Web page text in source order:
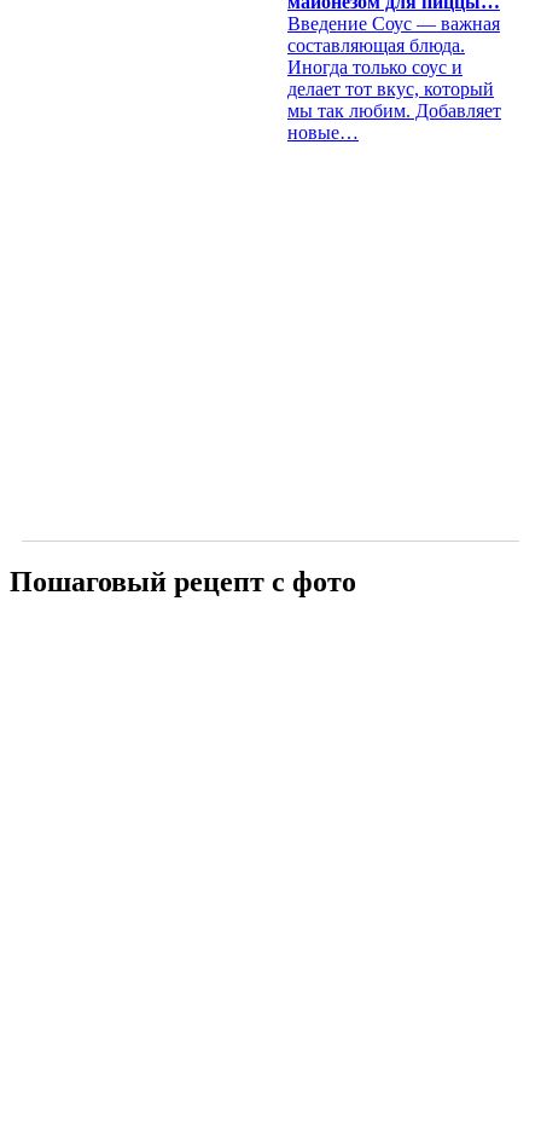
Введение Соус — важная
составляющая блюда.
Иногда только соус и
делает тот вкус, который
мы так любим. Добавляет
новые…
Пошаговый рецепт с фото